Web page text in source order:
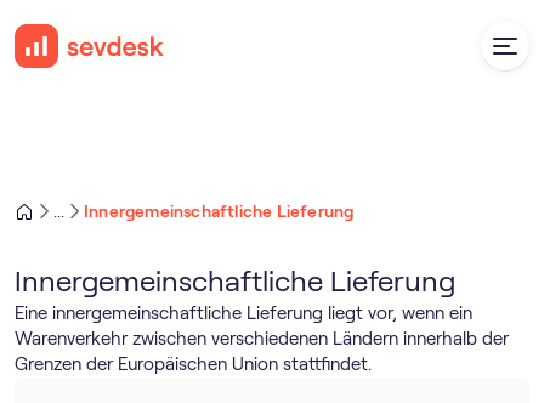
Innergemeinschaftliche Lieferung
Innergemeinschaftliche Lieferung
Eine innergemeinschaftliche Lieferung liegt vor, wenn ein
Warenverkehr zwischen verschiedenen Ländern innerhalb der
Grenzen der Europäischen Union stattfindet.